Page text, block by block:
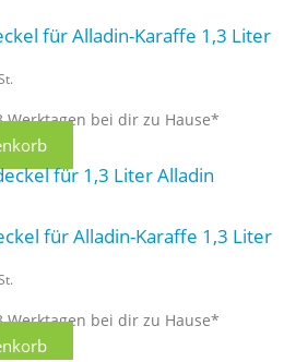
für Alladin-Karaffe 1,3 Liter
Werktagen bei dir zu Hause*
für Alladin-Karaffe 1,3 Liter
Werktagen bei dir zu Hause*